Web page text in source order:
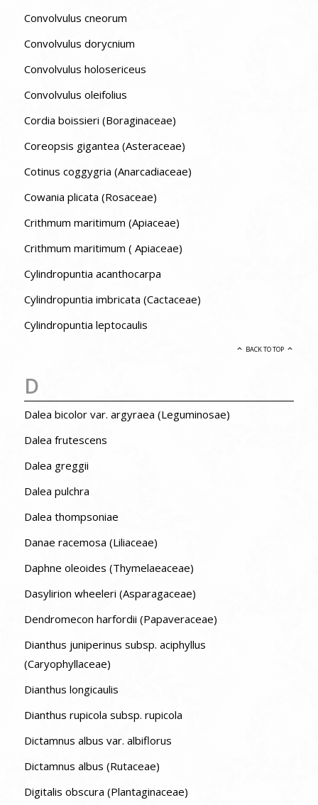
Convolvulus cneorum
Convolvulus dorycnium
Convolvulus holosericeus
Convolvulus oleifolius
Cordia boissieri (Boraginaceae)
Coreopsis gigantea (Asteraceae)
Cotinus coggygria (Anarcadiaceae)
Cowania plicata (Rosaceae)
Crithmum maritimum (Apiaceae)
Crithmum maritimum ( Apiaceae)
Cylindropuntia acanthocarpa
Cylindropuntia imbricata (Cactaceae)
Cylindropuntia leptocaulis
BACK TO TOP
D
Dalea bicolor var. argyraea (Leguminosae)
Dalea frutescens
Dalea greggii
Dalea pulchra
Dalea thompsoniae
Danae racemosa (Liliaceae)
Daphne oleoides (Thymelaeaceae)
Dasylirion wheeleri (Asparagaceae)
Dendromecon harfordii (Papaveraceae)
Dianthus juniperinus subsp. aciphyllus
(Caryophyllaceae)
Dianthus longicaulis
Dianthus rupicola subsp. rupicola
Dictamnus albus var. albiflorus
Dictamnus albus (Rutaceae)
Digitalis obscura (Plantaginaceae)